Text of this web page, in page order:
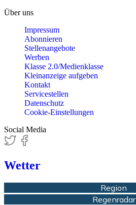
Über uns
Impressum
Abonnieren
Stellenangebote
Werben
Klasse 2.0/Medienklasse
Kleinanzeige aufgeben
Kontakt
Servicestellen
Datenschutz
Cookie-Einstellungen
Social Media
Wetter
Region
Regenradar